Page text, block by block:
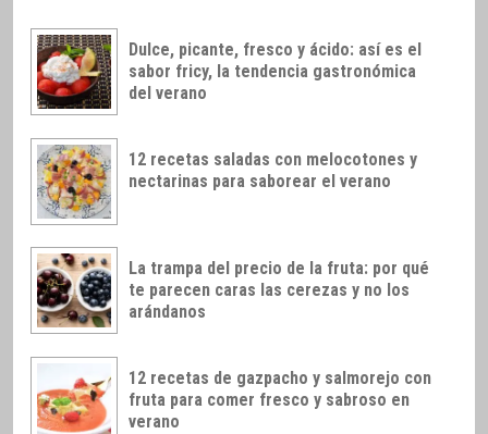
Dulce, picante, fresco y ácido: así es el
sabor fricy, la tendencia gastronómica
del verano
12 recetas saladas con melocotones y
nectarinas para saborear el verano
La trampa del precio de la fruta: por qué
te parecen caras las cerezas y no los
arándanos
12 recetas de gazpacho y salmorejo con
fruta para comer fresco y sabroso en
verano